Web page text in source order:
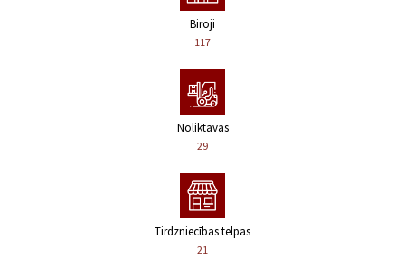
Biroji
117
Noliktavas
29
Tirdzniecības telpas
21